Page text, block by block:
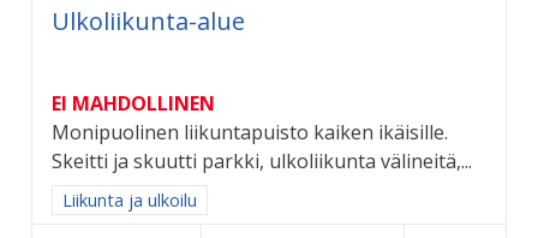
Ulkoliikunta-alue
EI MAHDOLLINEN
Monipuolinen liikuntapuisto kaiken ikäisille.
Skeitti ja skuutti parkki, ulkoliikunta välineitä,...
Rajaa tulokset aihepiirin mukaan: Liikunta ja ulkoilu
Liikunta ja ulkoilu